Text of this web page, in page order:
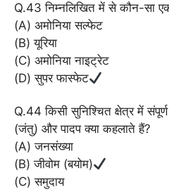
Q.43 निम्नलिखित में से कौन-सा
(A) अमोनिया सल्फेट
(B) यूरिया
(C) अमोनिया नाइट्रेट
(D) सुपर फास्फेट
Q.44 किसी सुनिश्चित क्षेत्र में
(जंतु) और पादप क्या कहलाते हैं?
(A) जनसंख्या
(B) जीवोम (बयोम)
(C) समुदाय